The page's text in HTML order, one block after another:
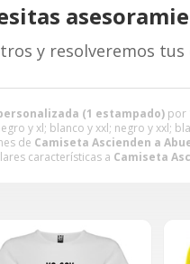
(1 estampado) por
y xl; blanco y xxl; negro y xxl;
de Camiseta Ascienden a
características a Camiseta
y resolveremos tus